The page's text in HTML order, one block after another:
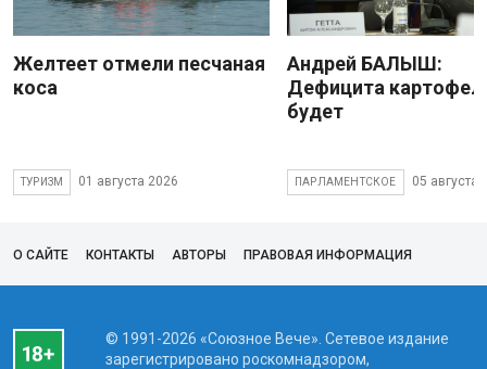
Желтеет отмели песчаная
коса
ТУРИЗМ 01 августа 2026
Андрей БАЛЫШ:
Дефицита
будет
ПАРЛАМЕНТСКОЕ 05 августа
О САЙТЕ КОНТАКТЫ АВТОРЫ ПРАВОВАЯ ИНФОРМАЦИЯ
© 1991-2026 «Союзное Вече». Сетевое издание
зарегистрировано роскомнадзором,